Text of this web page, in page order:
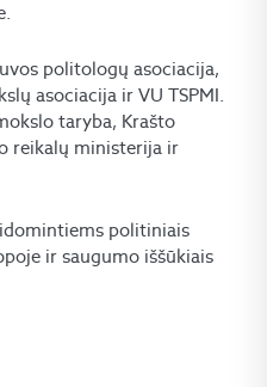
politologų asociacija,
asociacija ir VU TSPMI.
taryba, Krašto
reikalų ministerija ir
politiniais
ir saugumo iššūkiais